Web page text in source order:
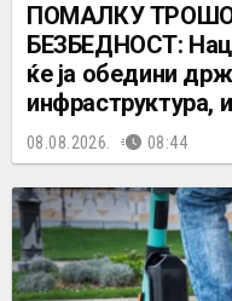
ПОМАЛКУ
БЕЗБЕДНОСТ:
ќе ја обедини
инфраструктура,
08.08.2026. 08:44